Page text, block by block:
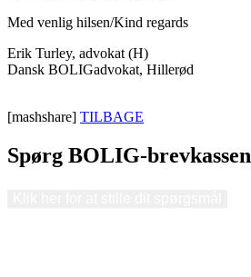
Med venlig hilsen/Kind regards
Erik Turley, advokat (H)
Dansk BOLIGadvokat, Hillerød
[mashshare] TILBAGE
Spørg BOLIG-brevkassen